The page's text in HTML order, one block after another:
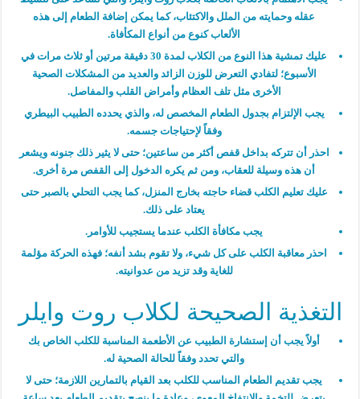
عقله وحمايته من الملل والاكتئاب، كما يمكن إضافة الطعام إلى هذه
الألعاب كنوع من أنواع المكأفاة.
عليك تمشية هذا النوع من الكلاب لمدة 30 دقيقة مرتين أو ثلاث مرات في
الأسبوع؛ لتفادي التعرض للوزن الزائد والعديد من المشكلات الصحية
الأخرى مثل تلف العظام وأمراض القلب والمفاصل.
يجب الإلتزام بجدول الطعام المخصص له، والذي يحدده الطبيب البيطري
وفقاً لإحتياجات جسمه.
احذر أن تتركه بداخل قفص أكثر من ساعتين؛ حتى لا يثير ذلك جنونه ويشعر
أن هذه وسيلة للعقاب، ومن ثم يكره الدخول إلى القفص مرة أخرى.
عليك تعليم الكلب قضاء حاجته بخارج المنزل، كما يجب التحلي بالصبر حتى
يعتاد على ذلك.
يجب مكافأة الكلب عندما يستجيب للأوامر.
احذر معاقبة الكلب على كل شيء، ولا تقوم بشد أنفه؛ فهذه الحركة مؤلمة
للغاية وقد تزيد من عدوانيته.
التغذية الصحيحة لكلاب روت وايلر
أولاً يجب أن إستشارة الطبيب عن الأطعمة المناسبة للكلب الخاص بك
والتي تحدد وفقاً للحالة الصحية له.
يجب تقديم الطعام المناسب للكلب بعد القيام بالتمارين اللازمة؛ حتى لا